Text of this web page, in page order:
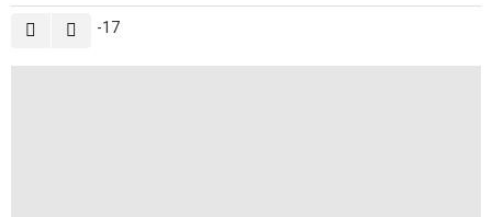
-17